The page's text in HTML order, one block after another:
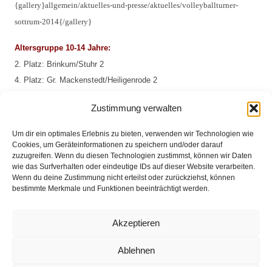
Zustimmung verwalten
Um dir ein optimales Erlebnis zu bieten, verwenden wir Technologien wie
Cookies, um Geräteinformationen zu speichern und/oder darauf
zuzugreifen. Wenn du diesen Technologien zustimmst, können wir Daten
wie das Surfverhalten oder eindeutige IDs auf dieser Website verarbeiten.
Wenn du deine Zustimmung nicht erteilst oder zurückziehst, können
bestimmte Merkmale und Funktionen beeinträchtigt werden.
Akzeptieren
Ablehnen
{gallery}allgemein/aktuelles-und-presse/aktuelles/volleyballturner-
sottrum-2014{/gallery}
Altersgruppe 10-14 Jahre:
2. Platz: Brinkum/Stuhr 2
4. Platz: Gr. Mackenstedt/Heiligenrode 2
Altersgruppe 15-18 Jahre:
1. Platz: Fahrenhorst/Seckenhausen 1
2. Platz: Gr. Mackenstedt/Heiligenrode 1
5. Platz: Brinkum/Stuhr 1